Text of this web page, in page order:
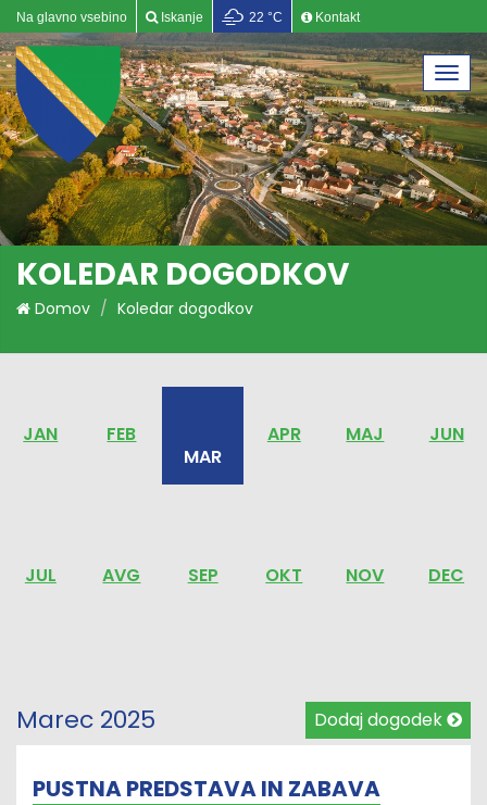
Na glavno vsebino Iskanje 22 °C Kontakt
KOLEDAR DOGODKOV
Domov Koledar dogodkov
JAN
FEB
MAR
APR MAJ JUN
JUL AVG SEP OKT NOV DEC
Marec 2025 Dodaj dogodek
PUSTNA PREDSTAVA IN ZABAVA